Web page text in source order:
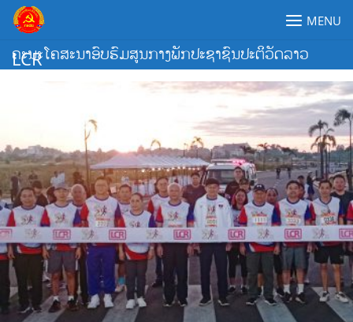
Skip
content
ຄະນະໂຄສະນາອົບຮົມສູນກາງພັກປະຊາຊົນປະຕິວັດລາວ
MENU
LCR